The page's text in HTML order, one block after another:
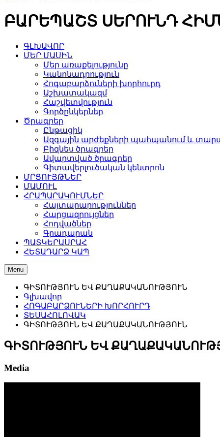
ԲԱՐԵՊԱՇՏ ՍԵՐՈՒՆԴ
ԳԼԽԱՎՈՐ
ՄԵՐ ՄԱՍԻՆ
Մեր առաքելությունը
Կանոնադրություն
Հոգաբարձուների խորհուրդ
Աշխատակազմ
Հաշվետվություն
Գործընկերներ
Ծրագրեր
Ընթացիկ
Ազգային արժեքների պահպանում և
Բիզնես ծրագրեր
Ավարտված ծրագրեր
Գիտավերլուծական կենտրոն
ՄՐՑՈՒՅԹՆԵՐ
ՄԱՄՈՒԼ
ՀՐԱՊԱՐԱԿՈՒՄՆԵՐ
Հայտարարություններ
Հարցազրույցներ
Հոդվածներ
Գրադարան
ՊԱՏԿԵՐԱՍՐԱՀ
ՀԵՏԱԴԱՐՁ ԿԱՊ
Menu
ԳԻՏՈՒԹՅՈՒՆ ԵՎ ՔԱՂԱՔԱԿԱՆՈՒԹՅՈՒՆ
Գլխավոր
ՀՈԳԱԲԱՐՁՈՒՆԵՐԻ ԽՈՐՀՈՒՐԴ
ՏԵՍԱՀՈԼՈՎԱԿ
ԳԻՏՈՒԹՅՈՒՆ ԵՎ ՔԱՂԱՔԱԿԱՆՈՒԹՅՈՒՆ
ԳԻՏՈՒԹՅՈՒՆ ԵՎ
Media